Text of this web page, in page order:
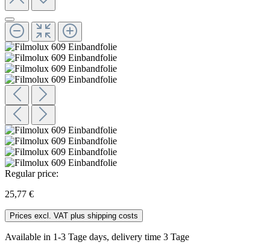
Regular price:
25,77 €
Prices excl. VAT plus shipping costs
Available in 1-3 Tage days, delivery time 3 Tage